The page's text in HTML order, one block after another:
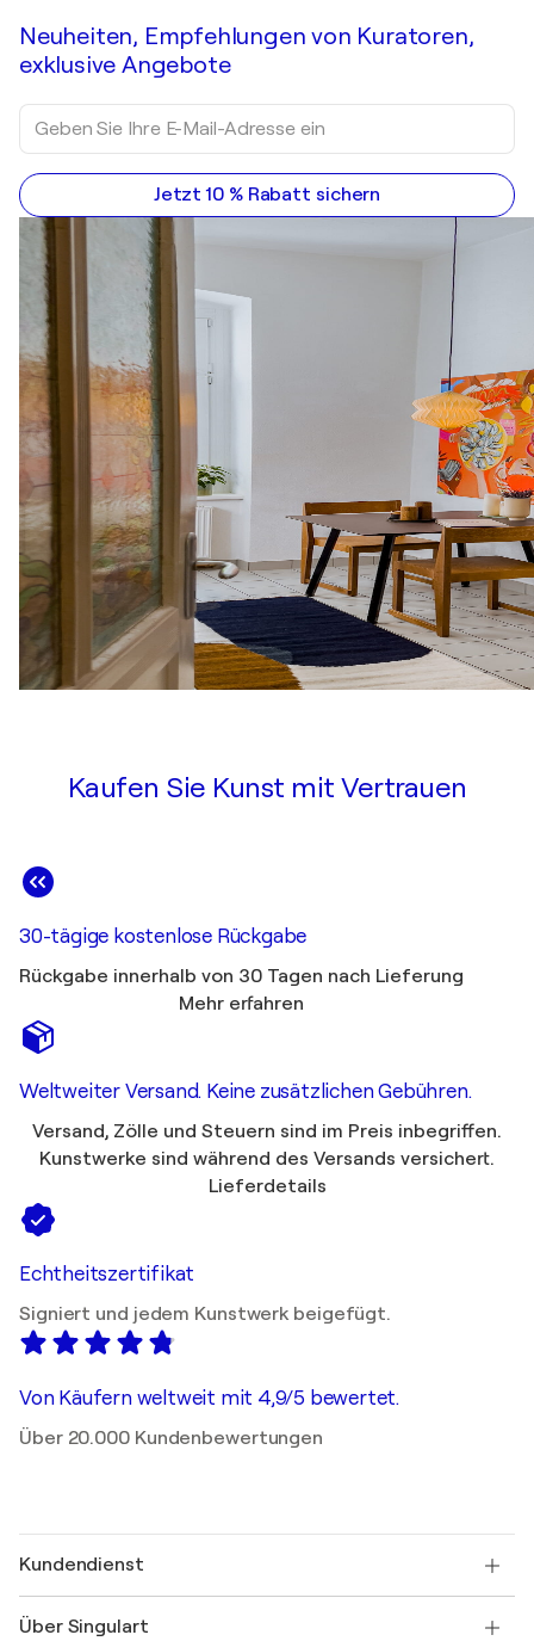
Neuheiten, Empfehlungen von Kuratoren,
exklusive Angebote
Jetzt 10 % Rabatt sichern
Kaufen Sie Kunst mit Vertrauen
30-tägige kostenlose Rückgabe
Rückgabe innerhalb von 30 Tagen nach Lieferung
Mehr erfahren
Weltweiter Versand. Keine zusätzlichen Gebühren.
Versand, Zölle und Steuern sind im Preis inbegriffen.
Kunstwerke sind während des Versands versichert.
Lieferdetails
Echtheitszertifikat
Signiert und jedem Kunstwerk beigefügt.
Von Käufern weltweit mit 4,9/5 bewertet.
Über 20.000 Kundenbewertungen
Kundendienst
Versand
Über Singulart